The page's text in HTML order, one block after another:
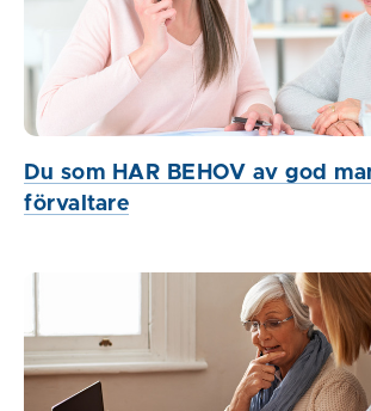
Du som HAR BEHOV av god
förvaltare